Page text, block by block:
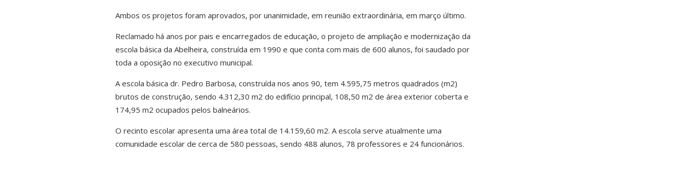
Ambos os projetos foram aprovados, por unanimidade, em reunião extraordinária, em março último.
Reclamado há anos por pais e encarregados de educação, o projeto de ampliação e modernização da
escola básica da Abelheira, construída em 1990 e que conta com mais de 600 alunos, foi saudado por
toda a oposição no executivo municipal.
A escola básica dr. Pedro Barbosa, construída nos anos 90, tem 4.595,75 metros quadrados (m2)
brutos de construção, sendo 4.312,30 m2 do edifício principal, 108,50 m2 de área exterior coberta e
174,95 m2 ocupados pelos balneários.
O recinto escolar apresenta uma área total de 14.159,60 m2. A escola serve atualmente uma
comunidade escolar de cerca de 580 pessoas, sendo 488 alunos, 78 professores e 24 funcionários.